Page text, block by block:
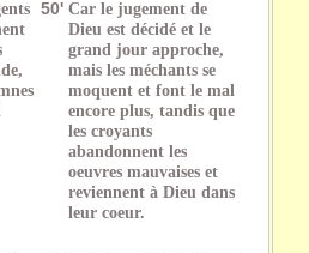
50' Car le jugement de
Dieu est décidé et le
grand jour approche,
mais les méchants se
moquent et font le mal
encore plus, tandis que
les croyants
abandonnent les
oeuvres mauvaises et
reviennent à Dieu dans
leur coeur.